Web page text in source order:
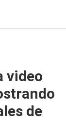
video
de